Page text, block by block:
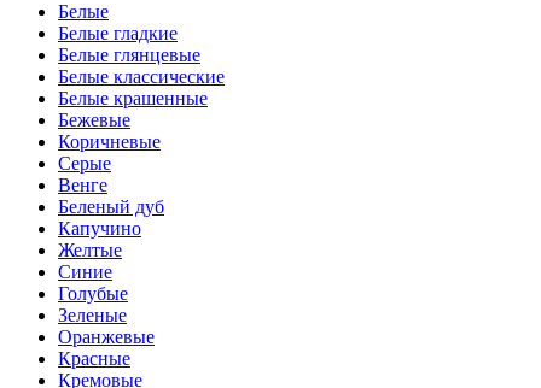
Белые
Белые гладкие
Белые глянцевые
Белые классические
Белые крашенные
Бежевые
Коричневые
Серые
Венге
Беленый дуб
Капучино
Желтые
Синие
Голубые
Зеленые
Оранжевые
Красные
Кремовые